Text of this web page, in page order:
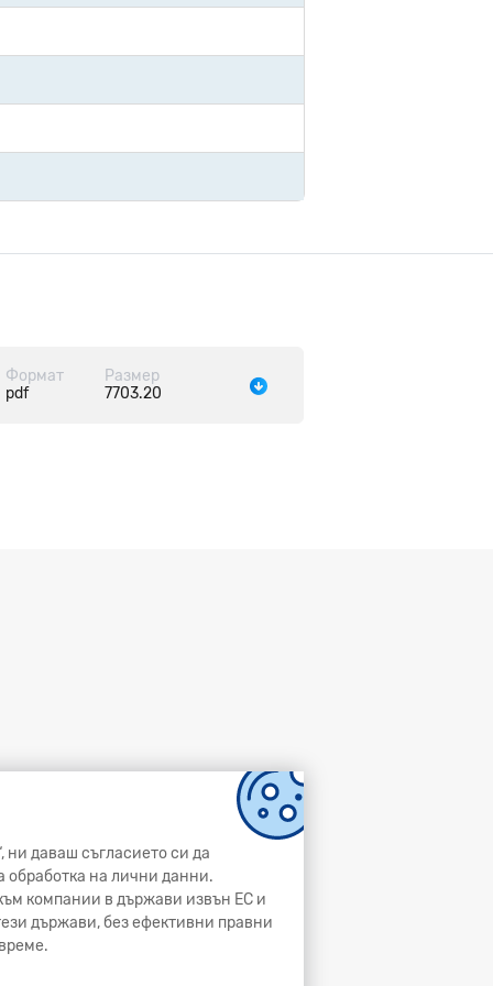
ни даваш съгласието си да
обработка на лични данни.
компании в държави извън ЕС и
държави, без ефективни правни
Формат
pdf
Размер
7703.20